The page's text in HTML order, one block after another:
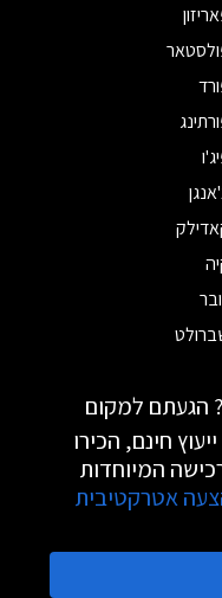
הגעתם למקום
חינם, הכירו
המיוחדות
אטרקטיבית